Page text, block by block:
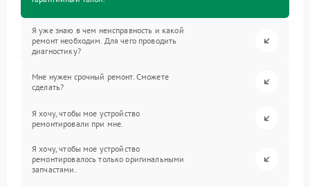
Я уже знаю в чем неисправность и какой
ремонт необходим. Для чего проводить
диагностику?
Мне нужен срочный ремонт. Сможете
сделать?
Я хочу, чтобы мое устройство
ремонтировали при мне.
Я хочу, чтобы мое устройство
ремонтировалось только оригинальными
запчастями.